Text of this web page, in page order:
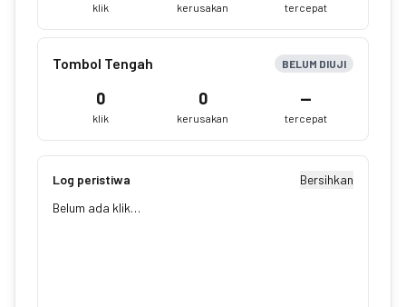
klik kerusakan tercepat
Tombol Tengah BELUM DIUJI
0
klik
0
kerusakan
—
tercepat
Log peristiwa
Bersihkan
Belum ada klik…